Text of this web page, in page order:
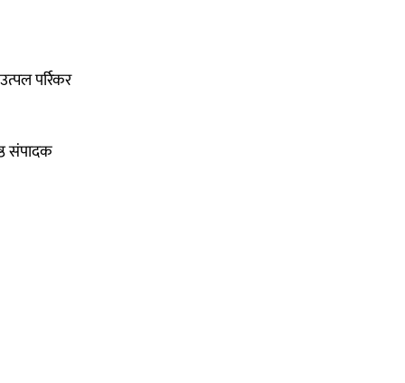
पर्रिकर
संपादक